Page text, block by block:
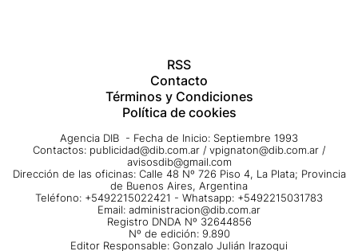
RSS
Contacto
Términos y Condiciones
Política de cookies
Agencia DIB - Fecha de Inicio: Septiembre 1993
Contactos: publicidad@dib.com.ar / vpignaton@dib.com.ar /
avisosdib@gmail.com
Dirección de las oficinas: Calle 48 Nº 726 Piso 4, La Plata; Provincia
de Buenos Aires, Argentina
Teléfono: +5492215022421 - Whatsapp: +5492215031783
Email: administracion@dib.com.ar
Registro DNDA Nº 32644856
Nº de edición: 9.890
Editor Responsable: Gonzalo Julián Irazoqui